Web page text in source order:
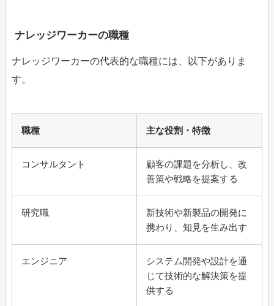
ナレッジワーカーの職種
ナレッジワーカーの代表的な職種には、以下がありま
す。
職種 主な役割・特徴
コンサルタント
顧客の課題を分析し、改
善策や戦略を提案する
研究職
新技術や新製品の開発に
携わり、知見を生み出す
エンジニア
システム開発や設計を通
じて技術的な解決策を提
供する